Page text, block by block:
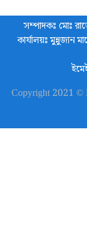
সম্পাদকঃ মোঃ
কার্যালয়ঃ মুন্নুজান
Copyright 2021 ©